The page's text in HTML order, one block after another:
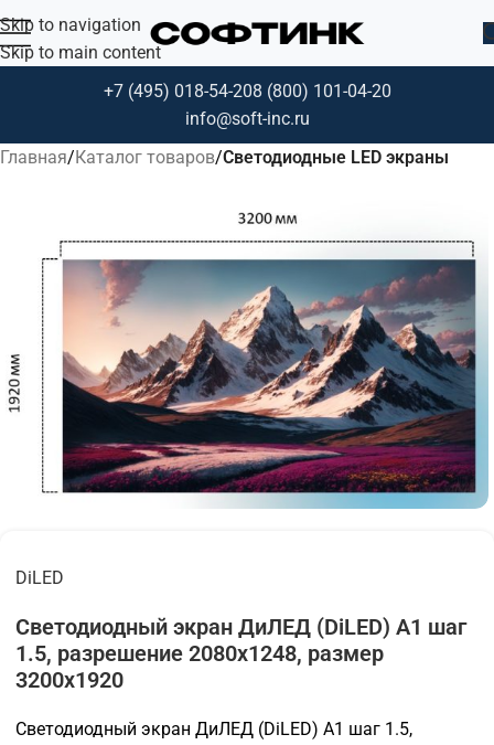
Skip to navigation
Skip to main content
+7 (495) 018-54-208 (800) 101-04-20
info@soft-inc.ru
Главная Каталог товаров Светодиодные LED экраны
DiLED
Светодиодный экран ДиЛЕД (DiLED) A1 шаг
1.5, разрешение 2080х1248, размер
3200х1920
Светодиодный экран ДиЛЕД (DiLED) A1 шаг 1.5,